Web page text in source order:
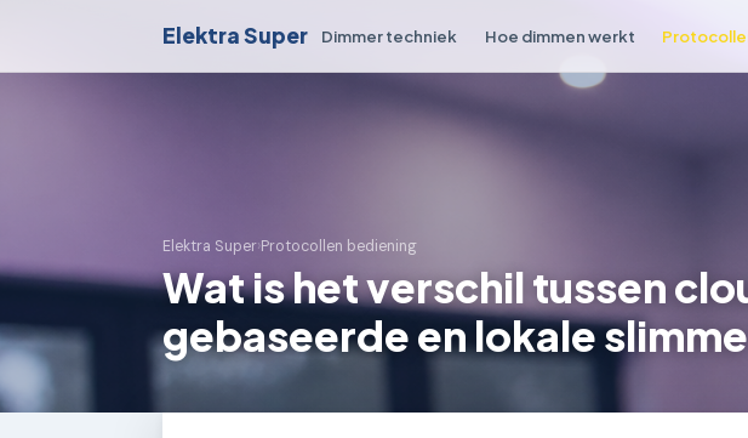
Elektra Super Dimmer techniek Hoe dimmen werkt
Elektra Super›Protocollen bediening
Wat is het verschil tussen
gebaseerde en lokale